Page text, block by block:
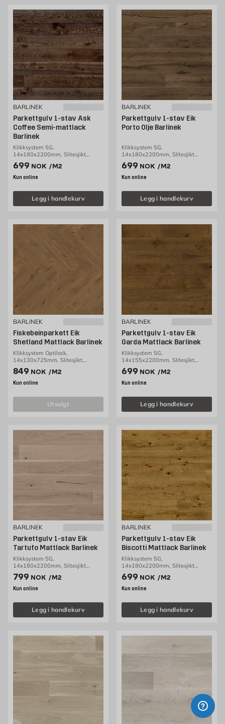
BARLINEK
Parkettgulv 1-stav Ask
Coffee Semi-mattlack
Barlinek
Klikksystem 5G,
14x180x2200mm, Slitesjikt
2,5mm, 2,77m2/pakke
Pris 699 NOK /m2
699 NOK /M2
Kun online
Legg i handlekurv
BARLINEK
Parkettgulv 1-stav Eik
Porto Olje Barlinek
Klikksystem 5G,
14x180x2200mm, Slitesjikt
2,5mm, 2,77m2/pakke
Pris 699 NOK /m2
699 NOK /M2
Kun online
Legg i handlekurv
BARLINEK
Fiskebeinparkett Eik
Shetland Mattlack Barlinek
Klikksystem Optilock,
14x130x725mm, Slitesjikt
2,5mm, 0,65m2/pakke
Pris 849 NOK /m2
849 NOK /M2
Kun online
utsolgt
BARLINEK
Parkettgulv 1-stav Eik
Garda Mattlack Barlinek
Klikksystem 5G,
14x155x2200mm, Slitesjikt
2,5mm, 2,38m2/pakke
Pris 699 NOK /m2
699 NOK /M2
Kun online
Legg i handlekurv
BARLINEK
Parkettgulv 1-stav Eik
Tartufo Mattlack Barlinek
Klikksystem 5G,
14x180x2200mm, Slitesjikt
2,5mm, 2,77m2/pakke
Pris 799 NOK /m2
799 NOK /M2
Kun online
Legg i handlekurv
BARLINEK
Parkettgulv 1-stav Eik
Biscotti Mattlack Barlinek
Klikksystem 5G,
14x180x2200mm, Slitesjikt
2,5mm, 2,77m2/pakke
Pris 699 NOK /m2
699 NOK /M2
Kun online
Legg i handlekurv